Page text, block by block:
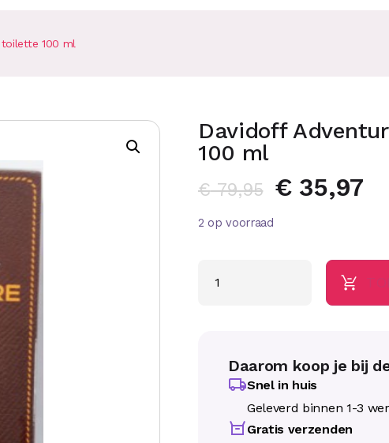
100 ml
Davidoff
100 ml
€79,95 €35,97
2 op voorraad
Daarom koop je bij
Snel in huis
Geleverd binnen 1-3
Gratis verzenden